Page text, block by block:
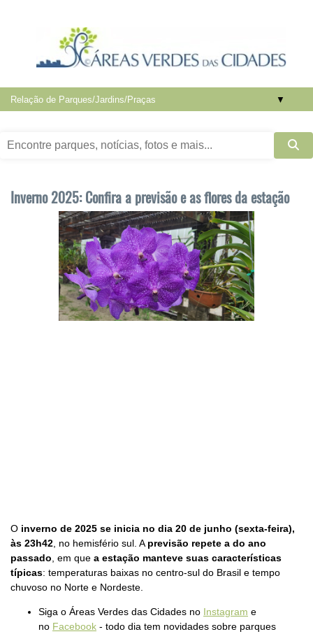
▼
Inverno 2025: Confira a previsão e as flores da estação
O inverno de 2025 se inicia no dia 20 de junho (sexta-feira),
às 23h42 , no hemisfério sul. A previsão repete a do ano
passado , em que a estação manteve suas características
típicas: temperaturas baixas no centro-sul do Brasil e tempo
chuvoso no Norte e Nordeste.
Siga o Áreas Verdes das Cidades no Instagram e
no Facebook - todo dia tem novidades sobre parques